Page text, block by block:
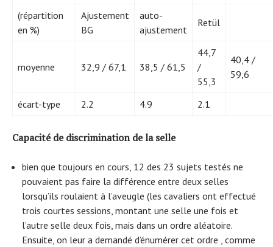
(répartition
en %)
Ajustement
BG
auto-
ajustement
Retül
moyenne 32,9 / 67,1 38,5 / 61,5
44,7
/
55,3
40,4 /
59,6
écart-type 2.2 4.9 2.1
Capacité de discrimination de la selle
bien que toujours en cours, 12 des 23 sujets testés ne
pouvaient pas faire la différence entre deux selles
lorsqu’ils roulaient à l’aveugle (les cavaliers ont effectué
trois courtes sessions, montant une selle une fois et
l’autre selle deux fois, mais dans un ordre aléatoire.
Ensuite, on leur a demandé d’énumérer cet ordre , comme